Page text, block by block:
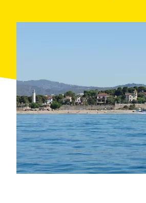
zones reservades de pagament.
Per a tots els que vulguin gaudir
molt a prop d'aquesta platja
sender de gran recorregut GR-92
Sitges.
La platja del Far de Sant Cristòfol
destinació Costa de Barcelona,
Biosphere des del 2017.